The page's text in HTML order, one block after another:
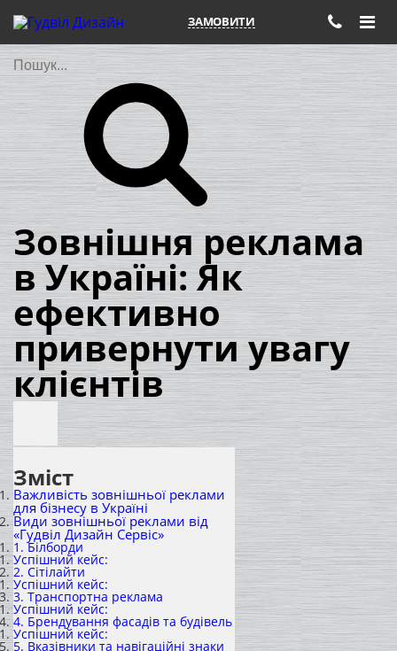
ЗАМОВИТИ
Пошук
Зовнішня реклама
в Україні: Як
ефективно
привернути увагу
клієнтів
Зміст
Важливість зовнішньої реклами
для бізнесу в Україні
Види зовнішньої реклами від
«Гудвіл Дизайн Сервіс»
1. Білборди
Успішний кейс:
2. Сітілайти
Успішний кейс:
3. Транспортна реклама
Успішний кейс:
4. Брендування фасадів та будівель
Успішний кейс:
5. Вказівники та навігаційні знаки